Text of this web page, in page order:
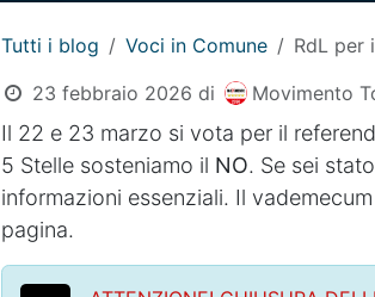
Tutti i blog Voci in Comune
RdL per
23 febbraio 2026 di Movimento
Il 22 e 23 marzo si vota per il
5 Stelle sosteniamo il NO. Se sei
informazioni essenziali. Il
pagina.